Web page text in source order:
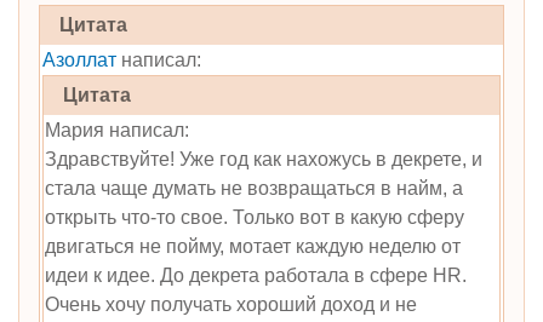
Цитата
Азоллатнаписал:
Цитата
Мария написал:
Здравствуйте! Уже год как нахожусь в декрете, и
стала чаще думать не возвращаться в найм, а
открыть что-то свое. Только вот в какую сферу
двигаться не пойму, мотает каждую неделю от
идеи к идее. До декрета работала в сфере HR.
Очень хочу получать хороший доход и не